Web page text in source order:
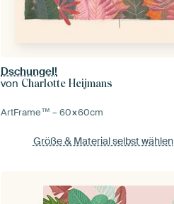
Dschungel!
von Charlotte Heijmans
ArtFrame™ –60×60cm
Größe & Material selbst wählen